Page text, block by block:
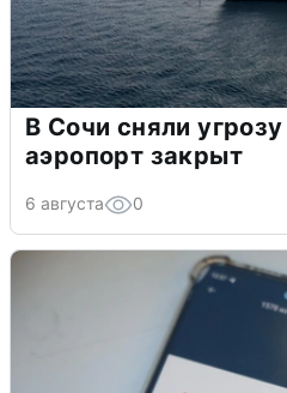
В Сочи сняли
аэропорт закрыт
6 августа 0